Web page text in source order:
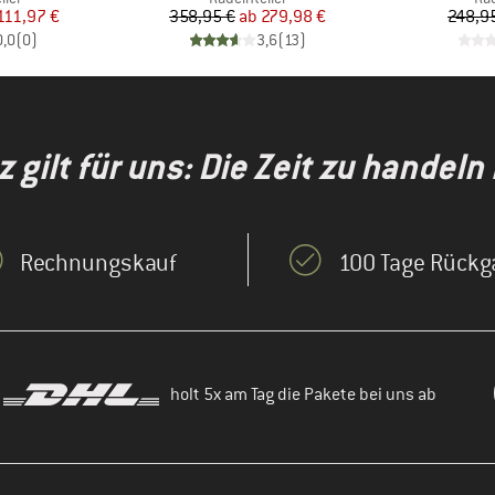
Preis
€
(0)
Preis
358,95 € reduzierter Preis
ab 279,98 €
3,6(13)
gilt für uns: Die Zeit zu
Rechnungskauf 100 Tage
holt 5x am Tag die Pakete bei uns ab